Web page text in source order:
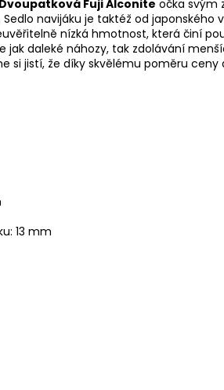
Dvoupatková Fuji Alconite očka svým
navijáku je taktéž od japonského
nízká hmotnost, která činí
daleké náhozy, tak zdolávání
si jistí, že díky skvělému poměru
13 mm